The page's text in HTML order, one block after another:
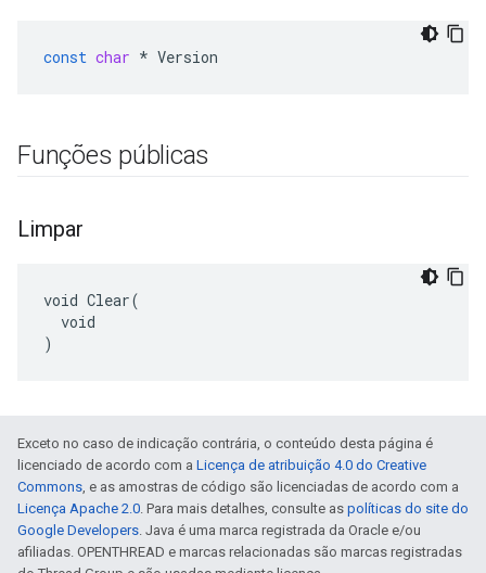
const char * Version
Funções públicas
Limpar
void Clear(
  void
)
Exceto no caso de indicação contrária, o conteúdo desta página é
licenciado de acordo com a Licença de atribuição 4.0 do Creative
Commons, e as amostras de código são licenciadas de acordo com a
Licença Apache 2.0. Para mais detalhes, consulte as políticas do site do
Google Developers. Java é uma marca registrada da Oracle e/ou
afiliadas. OPENTHREAD e marcas relacionadas são marcas registradas